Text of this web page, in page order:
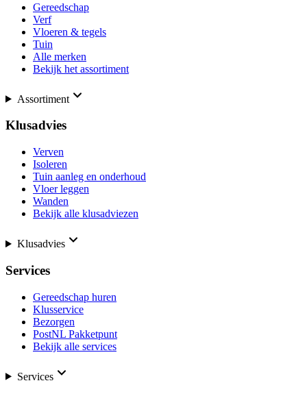
Gereedschap
Verf
Vloeren & tegels
Tuin
Alle merken
Bekijk het assortiment
Assortiment
Klusadvies
Verven
Isoleren
Tuin aanleg en onderhoud
Vloer leggen
Wanden
Bekijk alle klusadviezen
Klusadvies
Services
Gereedschap huren
Klusservice
Bezorgen
PostNL Pakketpunt
Bekijk alle services
Services